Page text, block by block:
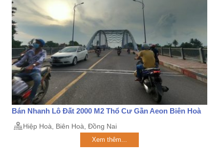
Bán Nhanh Lô Đất 2000 M2 Thổ Cư Gần Aeon Biên Hoà
Hiệp Hoà, Biên Hoà, Đồng Nai
Xem thêm...